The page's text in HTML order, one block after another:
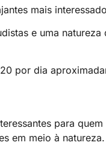
mais
e uma
por dia
para
em meio à natureza.